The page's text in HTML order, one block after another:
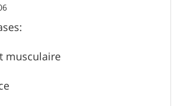
musculaire